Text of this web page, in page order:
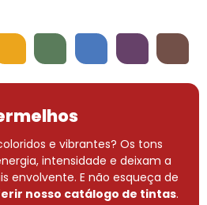
AmarelosVerdesAzuis Violetas
e vibrantes? Os tons
intensidade e deixam a
envolvente. E não esqueça de
nosso catálogo de tintas.